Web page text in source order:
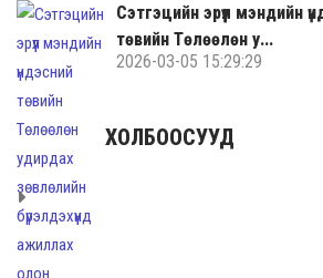
Сэтгэцийн эрүүл мэндийн
төвийн Төлөөлөн у...
2026-03-05 15:29:29
ХОЛБООСУУД